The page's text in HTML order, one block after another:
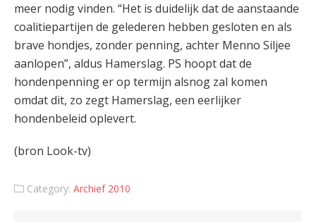
meer nodig vinden. “Het is duidelijk dat de aanstaande
coalitiepartijen de gelederen hebben gesloten en als
brave hondjes, zonder penning, achter Menno Siljee
aanlopen”, aldus Hamerslag. PS hoopt dat de
hondenpenning er op termijn alsnog zal komen
omdat dit, zo zegt Hamerslag, een eerlijker
hondenbeleid oplevert.
(bron Look-tv)
Category: Archief 2010